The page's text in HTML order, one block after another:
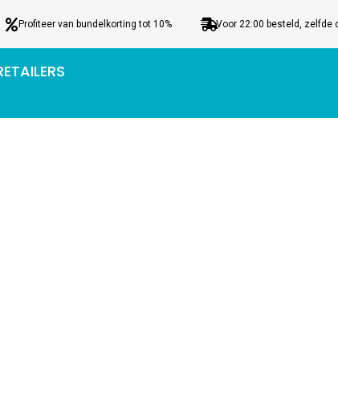
Profiteer van bundelkorting tot 10% Voor 22:00 besteld, zelfde